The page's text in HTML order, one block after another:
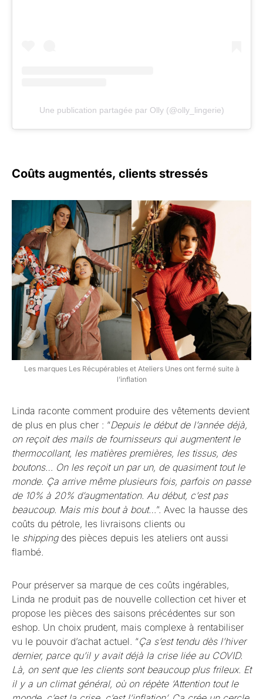
Une publication partagée par Olly (@olly_lingerie)
Coûts augmentés, clients stressés
Les marques Les Récupérables et Ateliers Unes ont fermé suite à
l’inflation
Linda raconte comment produire des vêtements devient
de plus en plus cher : “Depuis le début de l’année déjà,
on reçoit des mails de fournisseurs qui augmentent le
thermocollant, les matières premières, les tissus, des
boutons… On les reçoit un par un, de quasiment tout le
monde. Ça arrive même plusieurs fois, parfois on passe
de 10% à 20% d’augmentation. Au début, c’est pas
beaucoup. Mais mis bout à bout…”. Avec la hausse des
coûts du pétrole, les livraisons clients ou
le shipping des pièces depuis les ateliers ont aussi
flambé.
Pour préserver sa marque de ces coûts ingérables,
Linda ne produit pas de nouvelle collection cet hiver et
propose les pièces des saisons précédentes sur son
eshop. Un choix prudent, mais complexe à rentabiliser
vu le pouvoir d’achat actuel. “Ça s’est tendu dès l’hiver
dernier, parce qu’il y avait déjà la crise liée au COVID.
Là, on sent que les clients sont beaucoup plus frileux. Et
il y a un climat général, où on répète ‘Attention tout le